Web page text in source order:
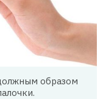
образом